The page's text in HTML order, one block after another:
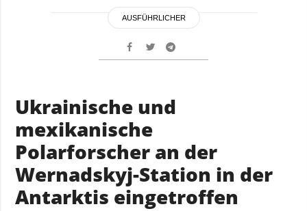
AUSFÜHRLICHER
Ukrainische und
mexikanische
Polarforscher an der
Wernadskyj-Station in der
Antarktis eingetroffen